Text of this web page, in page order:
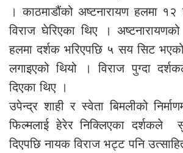
। काठमाडौंको अष्टनारायण हलमा
विराज घेरिएका थिए ।
हलमा दर्शक भरिएपछि ५ सय सिट
लगाइएको थियो । विराज पुग्दा
दिएका थिए ।
उपेन्द्र शाही र स्वेता बिमलीको
फिल्मलाई हेरेर निक्लिएका दर्शकले
दिएपछि नायक विराज भट्ट पनि